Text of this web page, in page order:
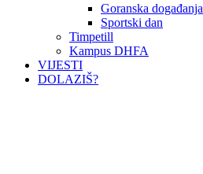
Goranska događanja
Sportski dan
Timpetill
Kampus DHFA
VIJESTI
DOLAZIŠ?